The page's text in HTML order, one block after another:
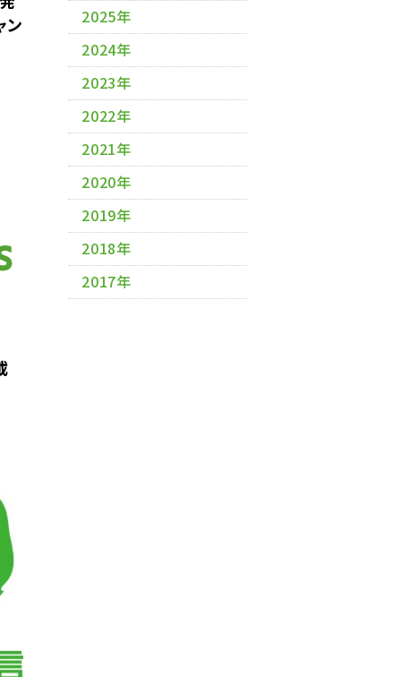
ン
2025年
2024年
2023年
2022年
2021年
2020年
2019年
2018年
2017年